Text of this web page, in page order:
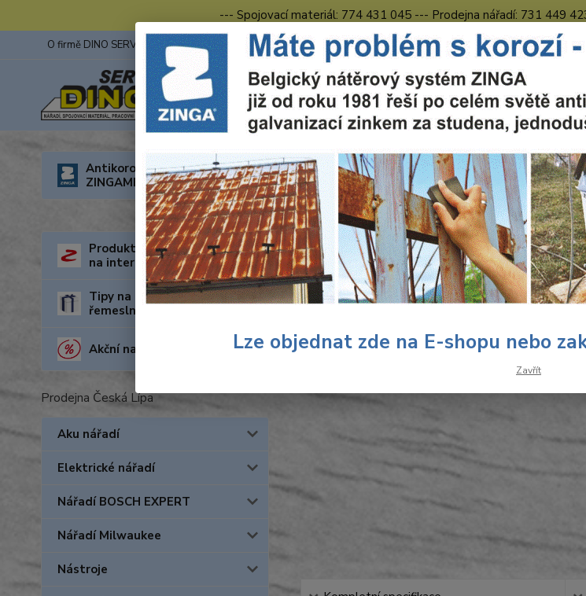
--- Spojovací materiál: 774 431 045 --- Prodejna nářadí: 731 449
O firmě DINO SERVIS s.r.o. ZINGA Fotogalerie z výstav Obchodní podmínky Kontakty Česká Lípa
Hledat
Antikorozní nátěry
ZINGAMETALL
Produkty za nejnižší cenu
na internetu
Tipy na dárky pro kutily a
řemeslníky
Akční nabídka
Prodejna Česká Lípa
Aku nářadí
Elektrické nářadí
Nářadí BOSCH EXPERT
Nářadí Milwaukee
Nástroje
Úvod Ruční nářadí Nářadí Wolfcraft Dílna
Wolfcraft vrtákový
Lze objednat zde na E-shopu nebo
Zavřít